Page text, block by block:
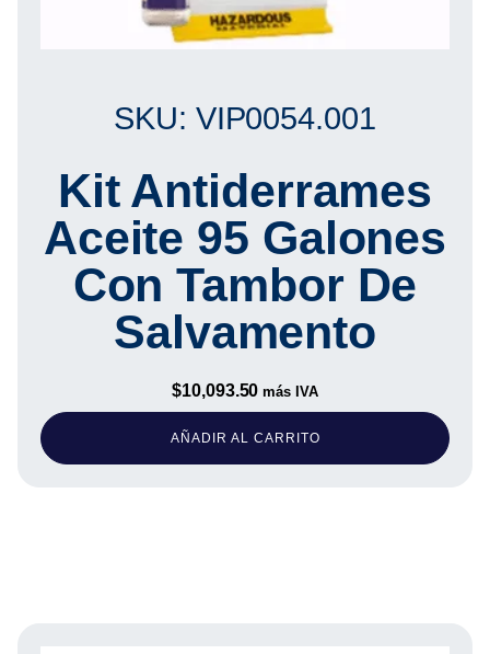
SKU: VIP0054.001
Kit Antiderrames
Aceite 95 Galones
Con Tambor De
Salvamento
$10,093.50 más IVA
AÑADIR AL CARRITO